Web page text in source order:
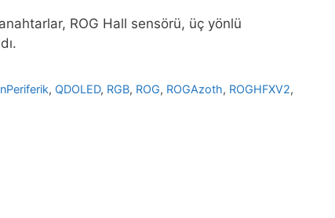
ROG Hall sensörü, üç yönlü
, QDOLED, RGB, ROG, ROGAzoth, ROGHFXV2,